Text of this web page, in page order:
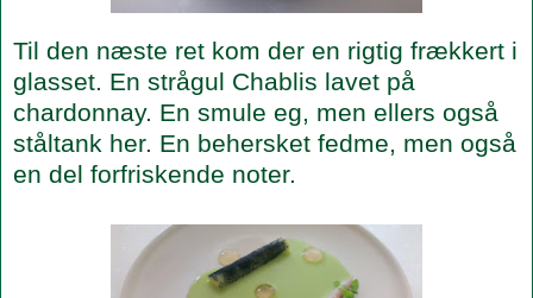
Til den næste ret kom der en rigtig frækkert i
glasset. En strågul Chablis lavet på
chardonnay. En smule eg, men ellers også
ståltank her. En behersket fedme, men også
en del forfriskende noter.